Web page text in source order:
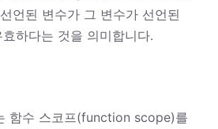
언된 변수가 그 변수가 선언된
하다는 것을 의미합니다.
함수 스코프(function scope)를